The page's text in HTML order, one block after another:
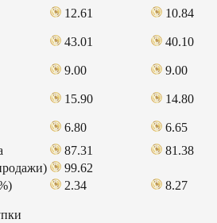
12.61 10.84
43.01 40.10
9.00 9.00
15.90 14.80
6.80
6.65
87.31
81.38
99.62
2.34 8.27